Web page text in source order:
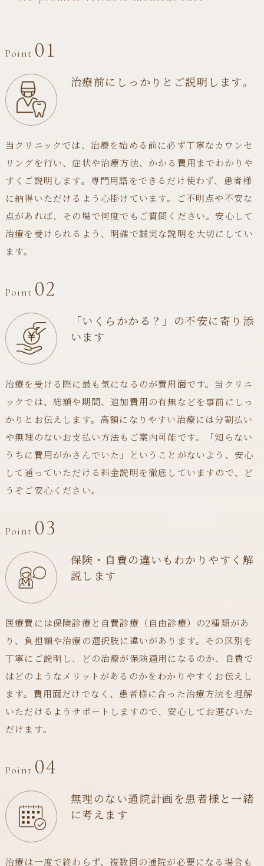
Point 01
治療前にしっかりとご説明します。
当クリニックでは、治療を始める前に必ず丁寧なカウンセ
リングを行い、症状や治療方法、かかる費用までわかりや
すくご説明します。専門用語をできるだけ使わず、患者様
に納得いただけるよう心掛けています。ご不明点や不安な
点があれば、その場で何度でもご質問ください。安心して
治療を受けられるよう、明確で誠実な説明を大切にしてい
ます。
Point 02
「いくらかかる？」の不安に寄り添
います
治療を受ける際に最も気になるのが費用面です。当クリニ
ックでは、総額や期間、追加費用の有無などを事前にしっ
かりとお伝えします。高額になりやすい治療には分割払い
や無理のないお支払い方法もご案内可能です。「知らない
うちに費用がかさんでいた」ということがないよう、安心
して通っていただける料金説明を徹底していますので、ど
うぞご安心ください。
Point 03
保険・自費の違いもわかりやすく解
説します
医療費には保険診療と自費診療（自由診療）の2種類があ
り、負担額や治療の選択肢に違いがあります。その区別を
丁寧にご説明し、どの治療が保険適用になるのか、自費で
はどのようなメリットがあるのかをわかりやすくお伝えし
ます。費用面だけでなく、患者様に合った治療方法を理解
いただけるようサポートしますので、安心してお選びいた
だけます。
Point 04
無理のない通院計画を患者様と一緒
に考えます
治療は一度で終わらず、複数回の通院が必要になる場合も